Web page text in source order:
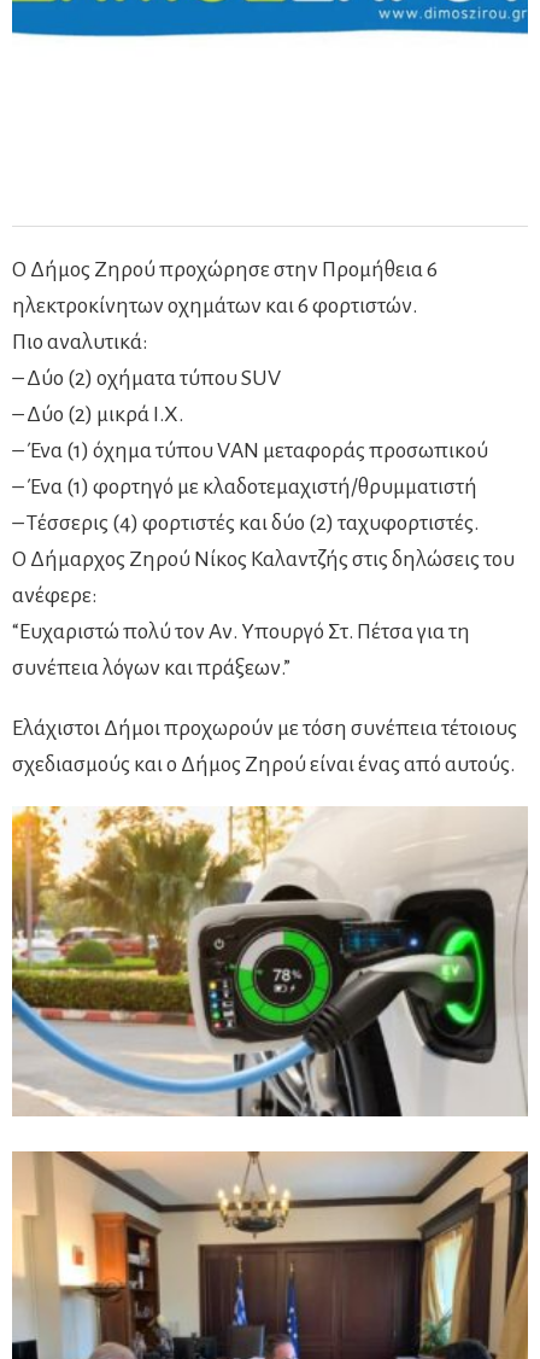
Ο Δήμος Ζηρού προχώρησε στην Προμήθεια 6
ηλεκτροκίνητων οχημάτων και 6 φορτιστών.
Πιο αναλυτικά:
– Δύο (2) οχήματα τύπου SUV
– Δύο (2) μικρά Ι.Χ.
– Ένα (1) όχημα τύπου VAΝ μεταφοράς προσωπικού
– Ένα (1) φορτηγό με κλαδοτεμαχιστή/θρυμματιστή
– Τέσσερις (4) φορτιστές και δύο (2) ταχυφορτιστές.
Ο Δήμαρχος Ζηρού Νίκος Καλαντζής στις δηλώσεις του
ανέφερε:
“Ευχαριστώ πολύ τον Αν. Υπουργό Στ. Πέτσα για τη
συνέπεια λόγων και πράξεων.”
Ελάχιστοι Δήμοι προχωρούν με τόση συνέπεια τέτοιους
σχεδιασμούς και ο Δήμος Ζηρού είναι ένας από αυτούς.